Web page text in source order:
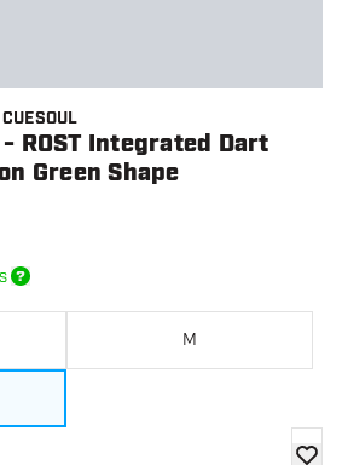
CUESOUL
ROST Integrated Dart
Green Shape
M